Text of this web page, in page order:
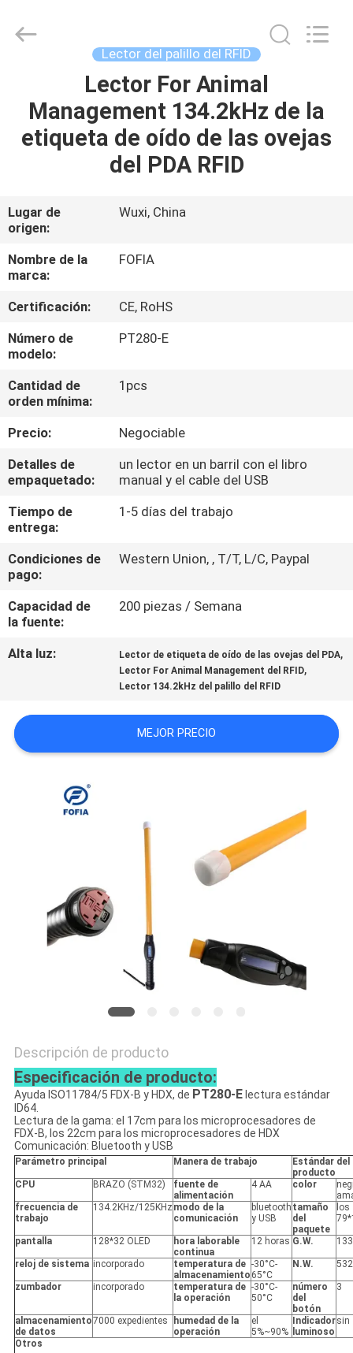
PRODUCTOS
SOBRE
NOSOTROS
VIAJE
DE
LA
FÁBRICA
CONTROL
DE
CALIDAD
EN
CONTACTO
CON
PIDA
UNA
PRIVACY
Technology
Lector del palillo del RFID
Lector For Animal
Management 134.2kHz de la
etiqueta de oído de las ovejas
del PDA RFID
Lugar de
origen:
Wuxi, China
Nombre de la
marca:
FOFIA
Certificación:
CE, RoHS
Número de
modelo:
PT280-E
Cantidad de
orden mínima:
1pcs
Precio:
Negociable
Detalles de
empaquetado:
un lector en un barril con el libro
manual y el cable del USB
Tiempo de
entrega:
1-5 días del trabajo
Condiciones de
pago:
Western Union, , T/T, L/C, Paypal
Capacidad de
la fuente:
200 piezas / Semana
Alta luz: Lector de etiqueta de oído de las ovejas del PDA,
Lector For Animal Management del RFID,
Lector 134.2kHz del palillo del RFID
MEJOR PRECIO
Descripción de producto
Especificación de producto:
AyudaISO11784/5 FDX-B y HDX, de PT280-Electura estándar
ID64.
Lectura de la gama: el 17cm para los microprocesadores de
FDX-B, los 22cm para los microprocesadores de HDX
Comunicación: Bluetooth y USB
Parámetro principal Manera de trabajo
Estándar del
producto
CPU
BRAZO (STM32)
fuente de
alimentación
4 AA color
frecuencia de
trabajo
134.2KHz/125KHzmodo de la
comunicación
bluetooth
y USB
tamaño
del
paquete
los
pantalla 128*32 OLED
hora laborable
continua
12 horas G.W.
reloj de sistema incorporado
temperatura de
almacenamiento
-30°C-
65°C
N.W.
zumbador incorporado
temperatura de
la operación
-30°C-
50°C
número
del
botón
3
almacenamiento
de datos
7000 expedientes
humedad de la
operación
el
5%~90%
Indicador
luminoso
sin
Otros